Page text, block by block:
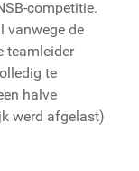
competitie.
vanwege de
teamleider
te
halve
werd afgelast)